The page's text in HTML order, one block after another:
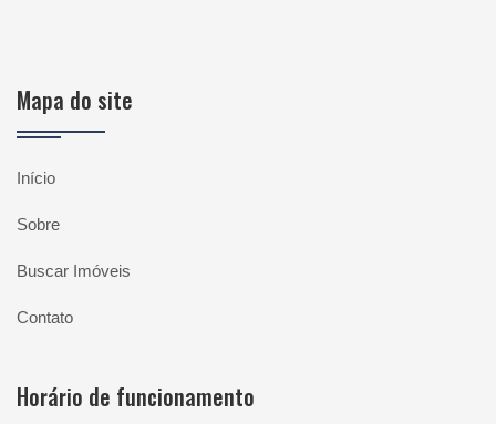
Mapa do site
Início
Sobre
Buscar Imóveis
Contato
Horário de funcionamento